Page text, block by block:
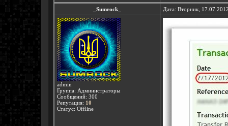
_Sumrock_ Дата: Вторник,
admin
Группа: Администраторы
Сообщений: 300
Репутация: 10
Статус: Offline